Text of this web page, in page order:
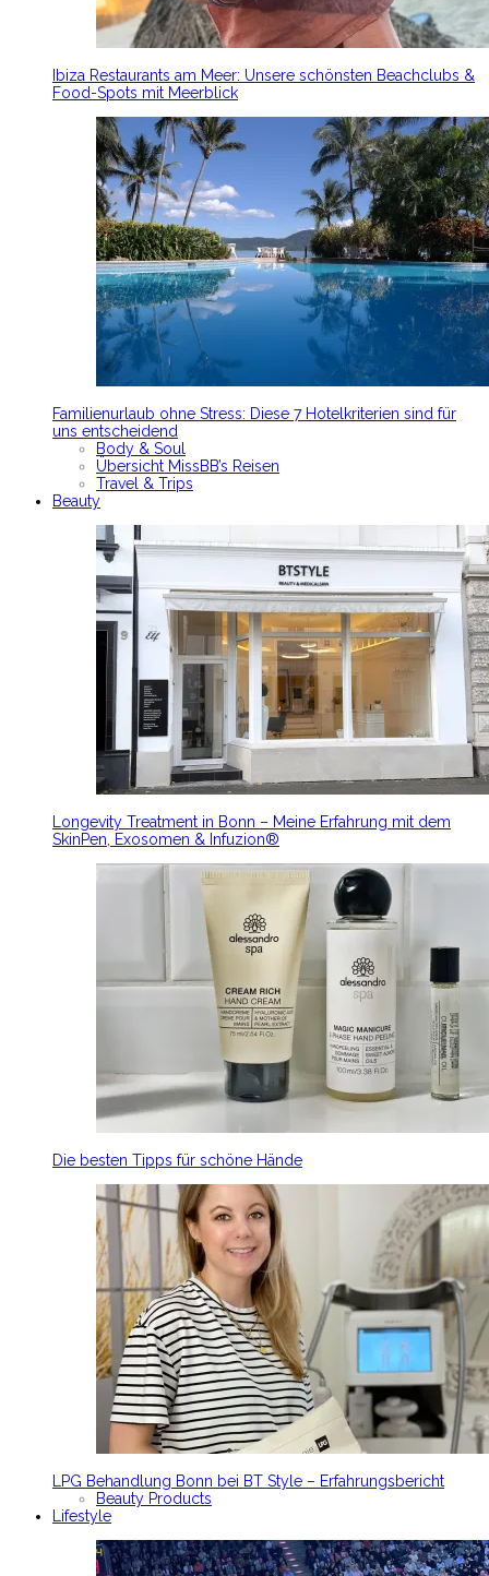
Ibiza Restaurants am Meer: Unsere schönsten Beachclubs &
Food-Spots mit Meerblick
Familienurlaub ohne Stress: Diese 7 Hotelkriterien sind für
uns entscheidend
Body & Soul
Übersicht MissBB’s Reisen
Travel & Trips
Beauty
Longevity Treatment in Bonn – Meine Erfahrung mit dem
SkinPen, Exosomen & Infuzion®
Die besten Tipps für schöne Hände
LPG Behandlung Bonn bei BT Style – Erfahrungsbericht
Beauty Products
Lifestyle